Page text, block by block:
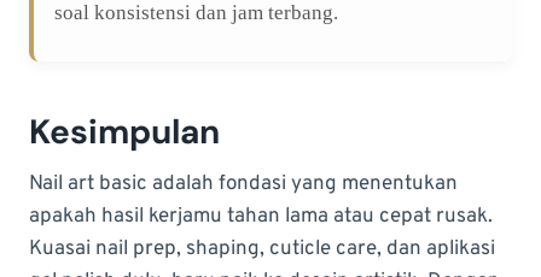
soal konsistensi dan jam terbang.
Kesimpulan
Nail art basic adalah fondasi yang menentukan
apakah hasil kerjamu tahan lama atau cepat rusak.
Kuasai nail prep, shaping, cuticle care, dan aplikasi